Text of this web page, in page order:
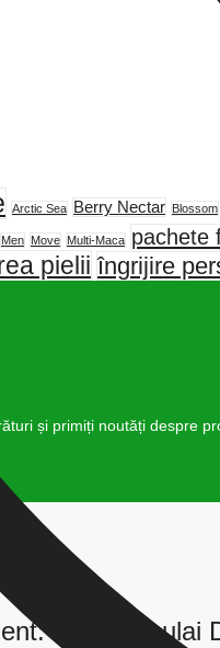
Arctic Sea Berry Nectar Blossom
Men Move Multi-Maca pachete
pielii îngrijire
și primiți noutăți despre
Ionel Neculai